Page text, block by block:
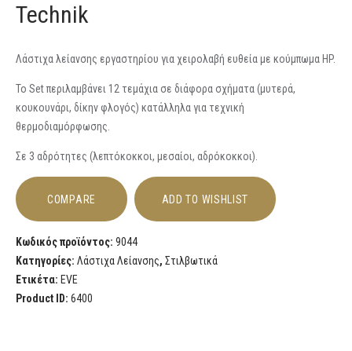
Technik
Λάστιχα λείανσης εργαστηρίου για χειρολαβή ευθεία με κούμπωμα HP.
Το Set περιλαμβάνει 12 τεμάχια σε διάφορα σχήματα (μυτερά,
κουκουνάρι, δίκην φλογός) κατάλληλα για τεχνική
θερμοδιαμόρφωσης.
Σε 3 αδρότητες (λεπτόκοκκοι, μεσαίοι, αδρόκοκκοι).
COMPARE ADD TO WISHLIST
Κωδικός προϊόντος: 9044
Κατηγορίες: Λάστιχα Λείανσης, Στιλβωτικά
Ετικέτα: EVE
Product ID: 6400